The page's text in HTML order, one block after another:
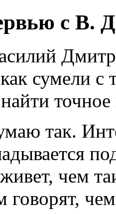
с В.
сумели с
точное
так.
чем
говорят,